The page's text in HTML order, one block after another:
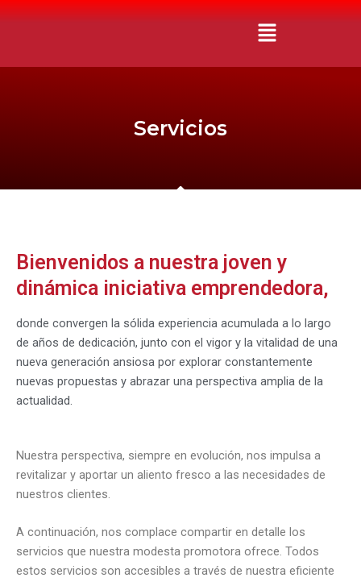
Ir
Menú
Servicios
Bienvenidos a nuestra joven y
dinámica iniciativa emprendedora,
donde convergen la sólida experiencia acumulada a lo largo
de años de dedicación, junto con el vigor y la vitalidad de una
nueva generación ansiosa por explorar constantemente
nuevas propuestas y abrazar una perspectiva amplia de la
actualidad.
Nuestra perspectiva, siempre en evolución, nos impulsa a
revitalizar y aportar un aliento fresco a las necesidades de
nuestros clientes.
A continuación, nos complace compartir en detalle los
servicios que nuestra modesta promotora ofrece. Todos
estos servicios son accesibles a través de nuestra eficiente